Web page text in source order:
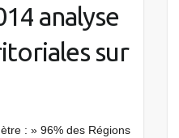
analyse
sur
: » 96% des Régions